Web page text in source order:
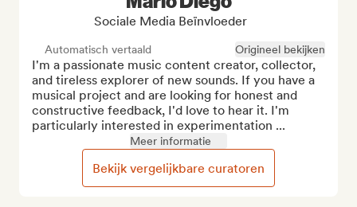
Sociale Media Beïnvloeder
Automatisch vertaald Origineel bekijken
I'm a passionate music content creator, collector,
and tireless explorer of new sounds. If you have a
musical project and are looking for honest and
constructive feedback, I'd love to hear it. I'm
particularly interested in experimentation ...
Meer informatie
Bekijk vergelijkbare curatoren